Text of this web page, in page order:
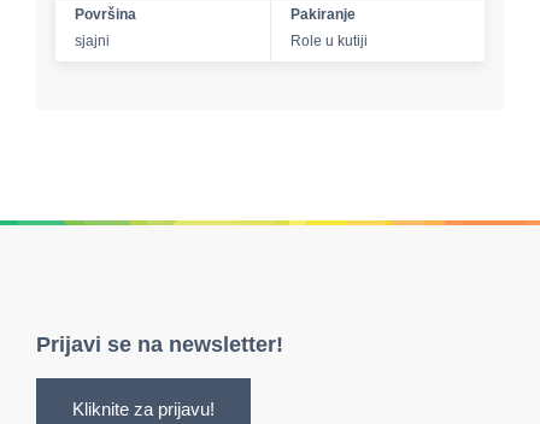
Površina
sjajni
Pakiranje
Role u kutiji
Prijavi se na newsletter!
Kliknite za prijavu!